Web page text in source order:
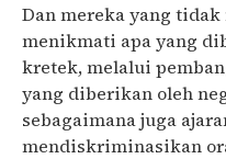
Dan mereka yang
menikmati apa yang
kretek, melalui
yang diberikan oleh
sebagaimana juga
mendiskriminasikan